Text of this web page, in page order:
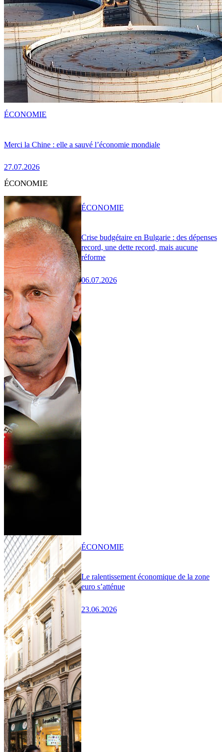
Merci la Chine : elle a sauvé l’économie mondiale
27.07.2026
ÉCONOMIE
ÉCONOMIE
Crise budgétaire en Bulgarie : des dépenses
record, une dette record, mais aucune
réforme
06.07.2026
ÉCONOMIE
Le ralentissement économique de la zone
euro s’atténue
23.06.2026
ÉCONOMIE